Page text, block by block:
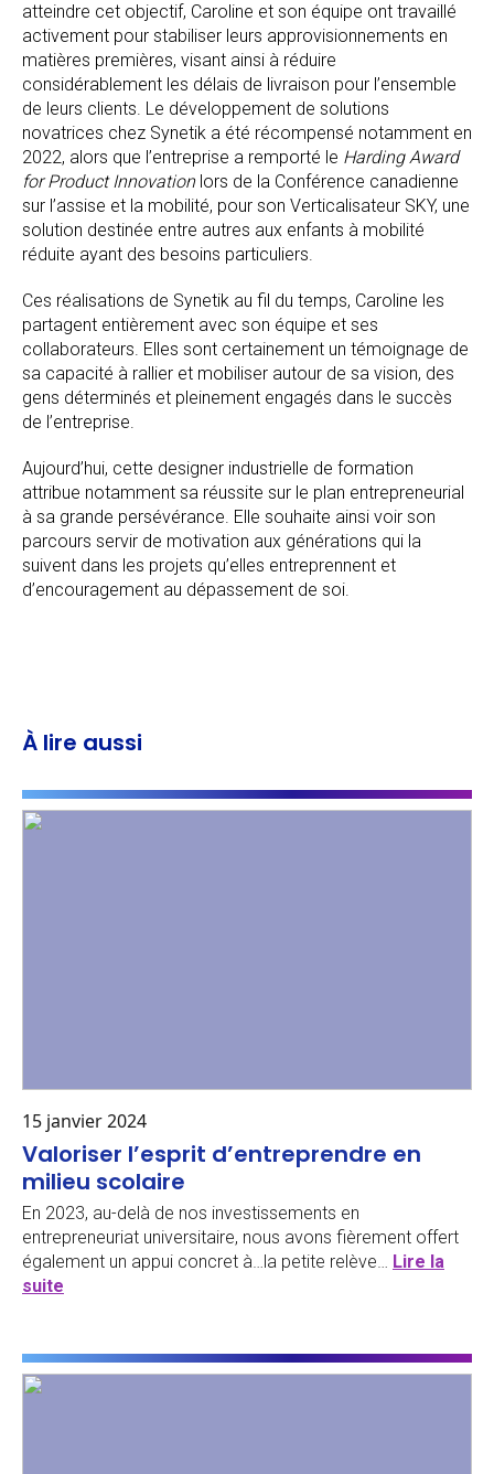
atteindre cet objectif, Caroline et son équipe ont travaillé
activement pour stabiliser leurs approvisionnements en
matières premières, visant ainsi à réduire
considérablement les délais de livraison pour l’ensemble
de leurs clients. Le développement de solutions
novatrices chez Synetik a été récompensé notamment en
2022, alors que l’entreprise a remporté le Harding Award
for Product Innovationlors de la Conférence canadienne
sur l’assise et la mobilité, pour son Verticalisateur SKY, une
solution destinée entre autres aux enfants à mobilité
réduite ayant des besoins particuliers.
Ces réalisations de Synetik au fil du temps, Caroline les
partagent entièrement avec son équipe et ses
collaborateurs. Elles sont certainement un témoignage de
sa capacité à rallier et mobiliser autour de sa vision, des
gens déterminés et pleinement engagés dans le succès
de l’entreprise.
Aujourd’hui, cette designer industrielle de formation
attribue notamment sa réussite sur le plan entrepreneurial
à sa grande persévérance. Elle souhaite ainsi voir son
parcours servir de motivation aux générations qui la
suivent dans les projets qu’elles entreprennent et
d’encouragement au dépassement de soi.
À lire aussi
15 janvier 2024
Valoriser l’esprit d’entreprendre en
milieu scolaire
En 2023, au-delà de nos investissements en
entrepreneuriat universitaire, nous avons fièrement offert
également un appui concret à…la petite relève… Lire la
suite